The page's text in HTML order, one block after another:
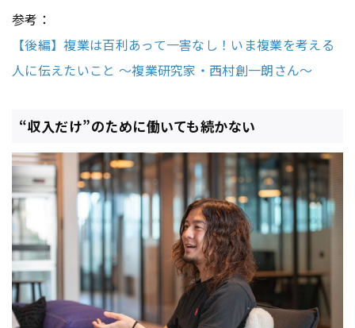
参考：
【後編】複業は百利あって一害なし！いま複業を考える
人に伝えたいこと 〜複業研究家・西村創一朗さん〜
“収入だけ”のために働いても続かない